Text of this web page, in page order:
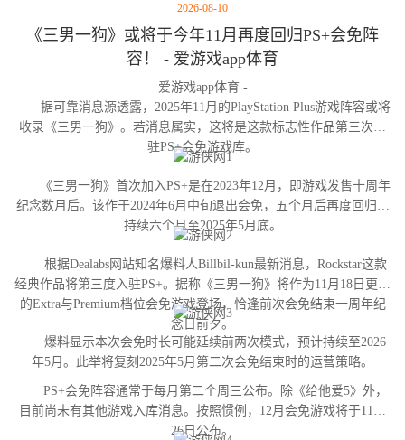
2026-08-10
《三男一狗》或将于今年11月再度回归PS+会免阵
容！ - 爱游戏app体育
爱游戏app体育 -
据可靠消息源透露，2025年11月的PlayStation Plus游戏阵容或将
收录《三男一狗》。若消息属实，这将是这款标志性作品第三次进
驻PS+会免游戏库。
《三男一狗》首次加入PS+是在2023年12月，即游戏发售十周年
纪念数月后。该作于2024年6月中旬退出会免，五个月后再度回归并
持续六个月至2025年5月底。
根据Dealabs网站知名爆料人Billbil-kun最新消息，Rockstar这款
经典作品将第三度入驻PS+。据称《三男一狗》将作为11月18日更新
的Extra与Premium档位会免游戏登场，恰逢前次会免结束一周年纪
念日前夕。
爆料显示本次会免时长可能延续前两次模式，预计持续至2026
年5月。此举将复刻2025年5月第二次会免结束时的运营策略。
PS+会免阵容通常于每月第二个周三公布。除《给他爱5》外，
目前尚未有其他游戏入库消息。按照惯例，12月会免游戏将于11月
26日公布。